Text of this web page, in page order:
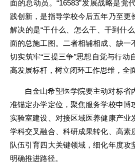
面的总动员。“16583”发展战略是党
践创新，是指导学校今后五年乃至更
解决的是“干什么、怎么干、干到什
面的总施工图。二者相辅相成、缺一
切实筑牢“三提三争”思想自觉与行动
高发展标杆，树立闭环工作思维，全
白金山希望医学院要主动对标省
准锚定办学定位，聚焦服务学校申博
实验室建设、对接区域医养健康产业
学科交叉融合、科研成果转化、高素
队伍引育四大关键领域，细化年度攻
明确推进路径。